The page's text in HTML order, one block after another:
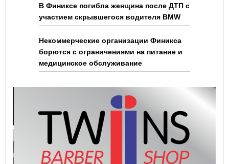
В Финиксе погибла женщина после ДТП с
участием скрывшегося водителя BMW
Некоммерческие организации Финикса
борются с ограничениями на питание и
медицинское обслуживание